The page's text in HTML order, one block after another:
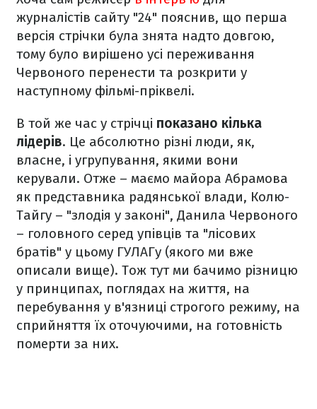
журналістів сайту "24" пояснив, що перша
версія стрічки була знята надто довгою,
тому було вирішено усі переживання
Червоного перенести та розкрити у
наступному фільмі-пріквелі.
В той же час у стрічці показано кілька
лідерів. Це абсолютно різні люди, як,
власне, і угрупування, якими вони
керували. Отже – маємо майора Абрамова
як представника радянської влади, Колю-
Тайгу – "злодія у законі", Данила Червоного
– головного серед упівців та "лісових
братів" у цьому ГУЛАГу (якого ми вже
описали вище). Тож тут ми бачимо різницю
у принципах, поглядах на життя, на
перебування у в'язниці строгого режиму, на
сприйняття їх оточуючими, на готовність
померти за них.